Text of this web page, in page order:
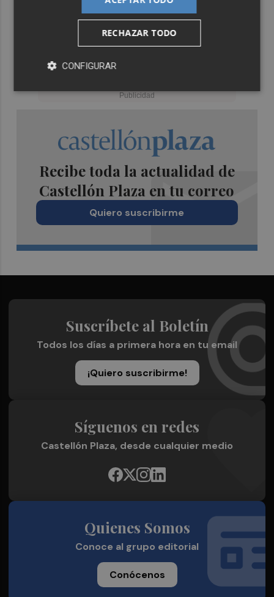
Recibe toda la actualidad de
Castellón Plaza en tu correo
Quiero suscribirme
Suscríbete al Boletín
Todos los días a primera hora en tu email
¡Quiero suscribirme!
Síguenos en redes
Castellón Plaza, desde cualquier medio
Quienes Somos
Conoce al grupo editorial
Conócenos
RECHAZAR TODO
CONFIGURAR